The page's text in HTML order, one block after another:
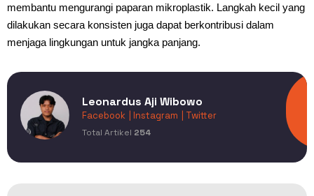
membantu mengurangi paparan mikroplastik. Langkah kecil yang
dilakukan secara konsisten juga dapat berkontribusi dalam
menjaga lingkungan untuk jangka panjang.
Leonardus Aji Wibowo
Facebook | Instagram | Twitter
Total Artikel 254